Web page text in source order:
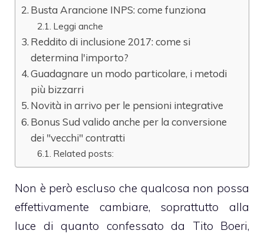
Busta Arancione INPS: come funziona
Leggi anche
Reddito di inclusione 2017: come si
determina l'importo?
Guadagnare un modo particolare, i metodi
più bizzarri
Novità in arrivo per le pensioni integrative
Bonus Sud valido anche per la conversione
dei "vecchi" contratti
Related posts:
Non è però escluso che qualcosa non possa
effettivamente cambiare, soprattutto alla
luce di quanto confessato da Tito Boeri,